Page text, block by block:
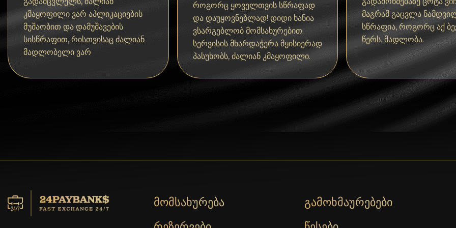
Tezos
Avalanche (AVAX)
Uniswap (UNI)
კმაყოფილი ვარ აპლიკაციების
მუშაობით და დამუშავების
სისწრაფით, რისთვისაც ძალიან
მადლობელი ვარ
როგორც ყოველთვის სწრაფად
და დაუყოვნებლად! დიდი ხანია
ვსარგებლობ მომსახურებით.
სერვისის მხარდაჭერა მყისიერად
პასუხობს, ძალიან კმაყოფილი.
მაგრამ გაცვლა
სწრაფია, როგორც აქ
წერს. მადლობა.
მომსახურება
გამოხმაურებები